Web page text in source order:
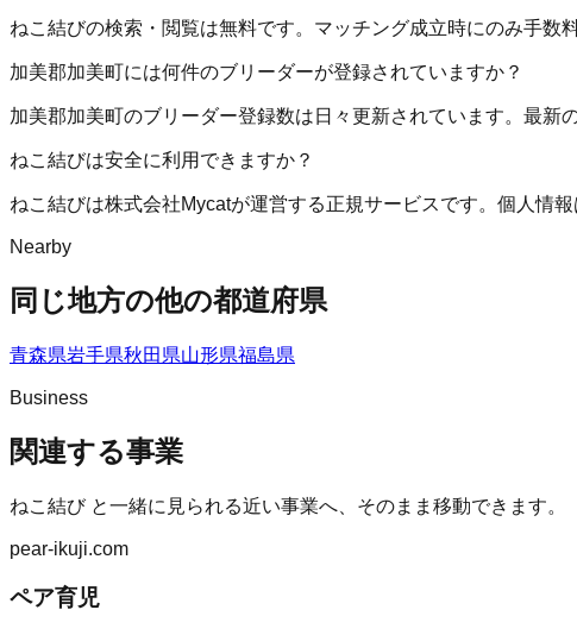
ねこ結びの検索・閲覧は無料です。マッチング成立時にのみ手数
加美郡加美町には何件のブリーダーが登録されていますか？
加美郡加美町のブリーダー登録数は日々更新されています。最新
ねこ結びは安全に利用できますか？
ねこ結びは株式会社Mycatが運営する正規サービスです。個人情
Nearby
同じ地方の他の都道府県
青森県岩手県秋田県山形県福島県
Business
関連する事業
ねこ結びと一緒に見られる近い事業へ、そのまま移動できます。
pear-ikuji.com
ペア育児